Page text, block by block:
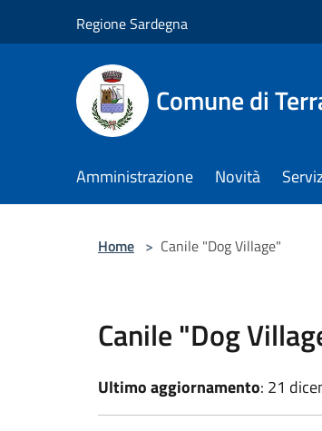
Regione Sardegna
Comune di
Amministrazione Novità
Home > Canile "Dog Village"
Canile "Dog
Ultimo aggiornamento: 21